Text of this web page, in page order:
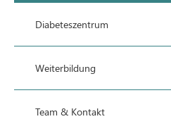
Diabeteszentrum
Weiterbildung
Team & Kontakt